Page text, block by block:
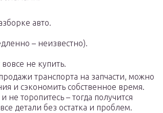
авто.
– неизвестно).
не купить.
транспорта на запчасти, можно
и сэкономить собственное время.
торопитесь – тогда получится
детали без остатка и проблем.